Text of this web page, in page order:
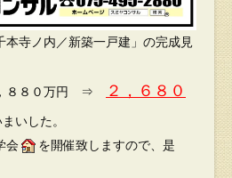
本寺ノ内／新築一戸建」の完成見
８８０万円 ⇒
２，６８０
いした。
会
を開催致しますので、是